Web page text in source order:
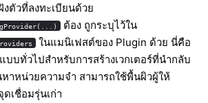
งตัวที่ลงทะเบียนด้วย
ต้อง ถูกระบุไว้ใน
ในแมนิเฟสต์ของ Plugin ด้วย นี่คือ
บบทั่วไปสำหรับการสร้างเวกเตอร์ที่นำกลับ
าหน่วยความจำ สามารถใช้พื้นผิวผู้ให้
เชื่อมรุ่นเก่า